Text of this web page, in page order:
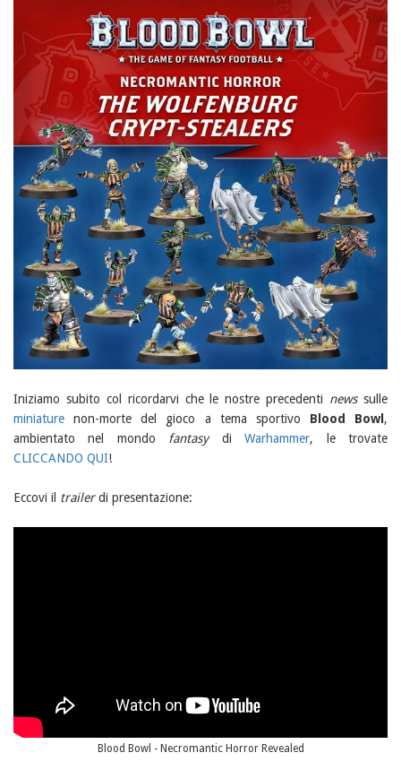
Iniziamo subito col ricordarvi che le nostre precedenti newssulle
miniature non-morte del gioco a tema sportivo Blood Bowl ,
ambientato nel mondo
fantasydiWarhammer, le trovate
CLICCANDO QUI!
Eccovi il trailerdi presentazione:
Blood Bowl - Necromantic Horror Revealed